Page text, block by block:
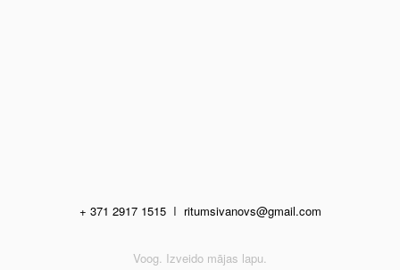
+ 371 2917 1515I ritumsivanovs@gmail.com
Voog. Izveido mājas lapu.